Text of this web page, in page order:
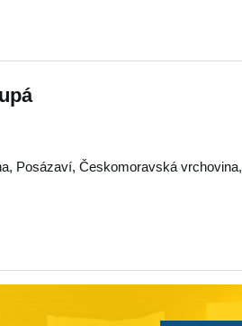
, Posázaví,Českomoravská vrchovina,